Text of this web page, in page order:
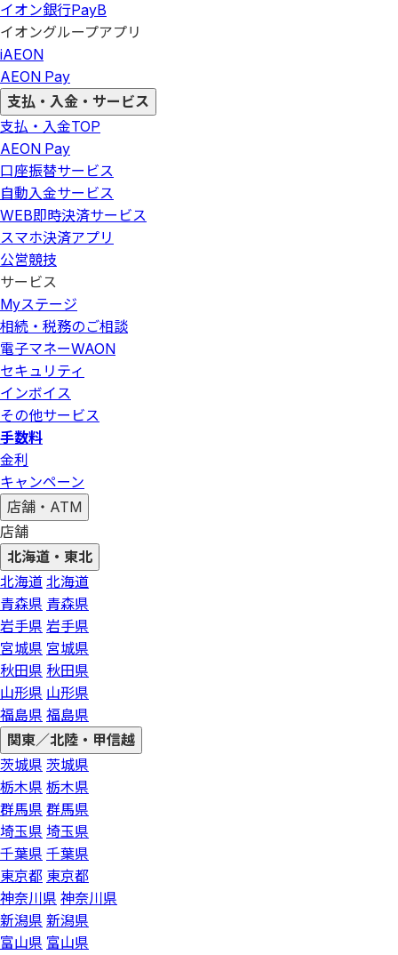
イオン銀行PayB
イオングループアプリ
iAEON
AEON Pay
支払・入金・サービス
支払・入金TOP
AEON Pay
口座振替サービス
自動入金サービス
WEB即時決済サービス
スマホ決済アプリ
公営競技
サービス
Myステージ
相続・税務のご相談
電子マネーWAON
セキュリティ
インボイス
その他サービス
手数料
金利
キャンペーン
店舗・ATM
店舗
北海道・東北
北海道 北海道
青森県 青森県
岩手県 岩手県
宮城県 宮城県
秋田県 秋田県
山形県 山形県
福島県 福島県
関東／北陸・甲信越
茨城県 茨城県
栃木県 栃木県
群馬県 群馬県
埼玉県 埼玉県
千葉県 千葉県
東京都 東京都
神奈川県 神奈川県
新潟県 新潟県
富山県 富山県